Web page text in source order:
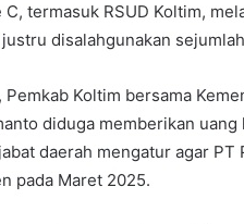
termasuk RSUD Koltim,
disalahgunakan
Pemkab Koltim bersama
diduga memberikan
daerah mengatur agar
pada Maret 2025.